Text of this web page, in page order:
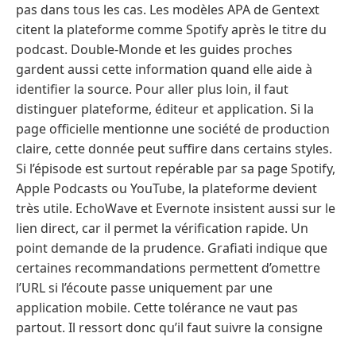
pas dans tous les cas. Les modèles APA de Gentext
citent la plateforme comme Spotify après le titre du
podcast. Double-Monde et les guides proches
gardent aussi cette information quand elle aide à
identifier la source. Pour aller plus loin, il faut
distinguer plateforme, éditeur et application. Si la
page officielle mentionne une société de production
claire, cette donnée peut suffire dans certains styles.
Si l’épisode est surtout repérable par sa page Spotify,
Apple Podcasts ou YouTube, la plateforme devient
très utile. EchoWave et Evernote insistent aussi sur le
lien direct, car il permet la vérification rapide. Un
point demande de la prudence. Grafiati indique que
certaines recommandations permettent d’omettre
l’URL si l’écoute passe uniquement par une
application mobile. Cette tolérance ne vaut pas
partout. Il ressort donc qu’il faut suivre la consigne